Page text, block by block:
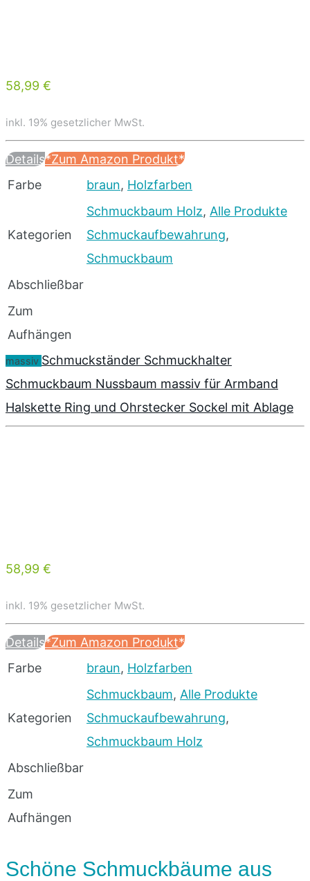
58,99 €
inkl. 19% gesetzlicher MwSt.
Details*Zum Amazon Produkt*
Farbe
braun, Holzfarben
Kategorien
Schmuckbaum Holz, Alle Produkte
Schmuckaufbewahrung,
Schmuckbaum
Abschließbar
Zum
Aufhängen
massiv Schmuckständer Schmuckhalter
Schmuckbaum Nussbaum massiv für Armband
Halskette Ring und Ohrstecker Sockel mit Ablage
58,99 €
inkl. 19% gesetzlicher MwSt.
Details*Zum Amazon Produkt*
Farbe
braun, Holzfarben
Kategorien
Schmuckbaum, Alle Produkte
Schmuckaufbewahrung,
Schmuckbaum Holz
Abschließbar
Zum
Aufhängen
Schöne Schmuckbäume aus